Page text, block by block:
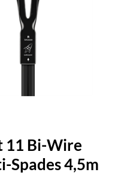
11 Bi-Wire
Spades 4,5m